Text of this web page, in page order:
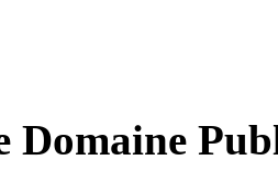
Domaine